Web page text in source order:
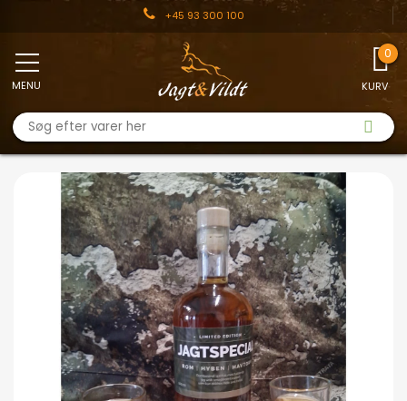
+45 93 300 100
KURV
MENU